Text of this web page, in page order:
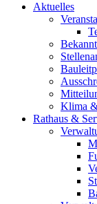
Aktuelles
Klima
Rathaus &